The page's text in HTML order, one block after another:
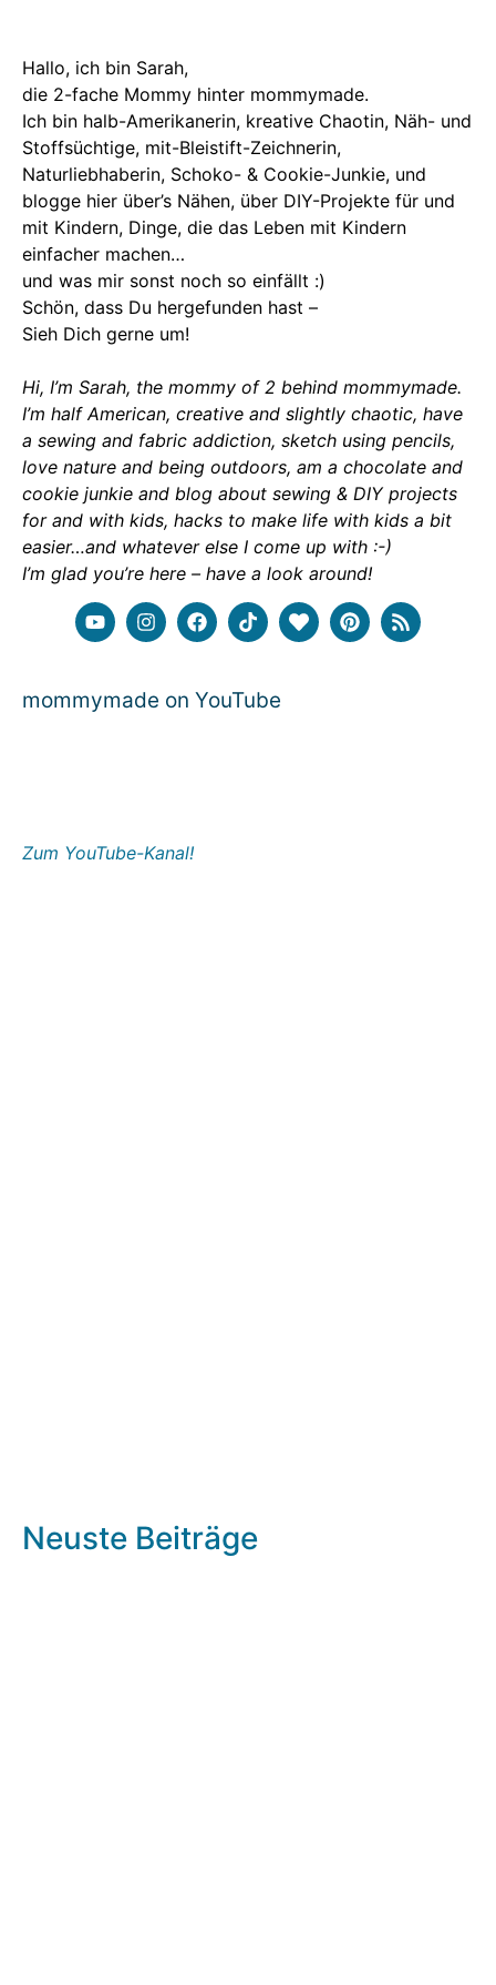
Hallo, ich bin Sarah,
die 2-fache Mommy hinter mommymade.
Ich bin halb-Amerikanerin, kreative Chaotin, Näh- und
Stoffsüchtige, mit-Bleistift-Zeichnerin,
Naturliebhaberin, Schoko- & Cookie-Junkie, und
blogge hier über’s Nähen, über DIY-Projekte für und
mit Kindern, Dinge, die das Leben mit Kindern
einfacher machen…
und was mir sonst noch so einfällt :)
Schön, dass Du hergefunden hast –
Sieh Dich gerne um!
Hi, I’m Sarah, the mommy of 2 behind mommymade.
I’m half American, creative and slightly chaotic, have
a sewing and fabric addiction, sketch using pencils,
love nature and being outdoors, am a chocolate and
cookie junkie and blog about sewing & DIY projects
for and with kids, hacks to make life with kids a bit
easier…and whatever else I come up with :-)
I’m glad you’re here – have a look around!
mommymade on YouTube
Zum YouTube-Kanal!
Neuste Beiträge